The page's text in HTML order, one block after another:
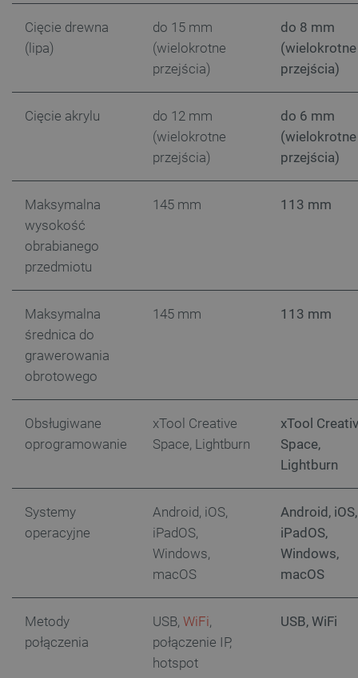
Cięcie drewna
(lipa)
do 15 mm
(wielokrotne
przejścia)
do 8 mm
(wielokrotne
przejścia)
Cięcie akrylu
do 12 mm
(wielokrotne
przejścia)
do 6 mm
(wielokrotne
przejścia)
Maksymalna
wysokość
obrabianego
przedmiotu
145 mm 113 mm
Maksymalna
średnica do
grawerowania
obrotowego
145 mm 113 mm
Obsługiwane
oprogramowanie
xTool Creative
Space, Lightburn
xTool
Space,
Lightburn
Systemy
operacyjne
Android, iOS,
iPadOS,
Windows,
macOS
Android, iOS,
iPadOS,
Windows,
macOS
Metody
połączenia
USB, WiFi,
połączenie IP,
hotspot
USB, WiFi
Storage declaration
type
_uetvid_exp
Pamięć
lokalna
Pamięć
smforms
lokalna
lbx_ac_easystorage
lokalna
_uetvid
lastExternalReferrer
Pamięć
ea_lu_ts
Pamięć
lokalna
Pamięć
lokalna
_smps
lokalna
luigis.env.v2.159265-
lokalna
_uetsid
Pamięć